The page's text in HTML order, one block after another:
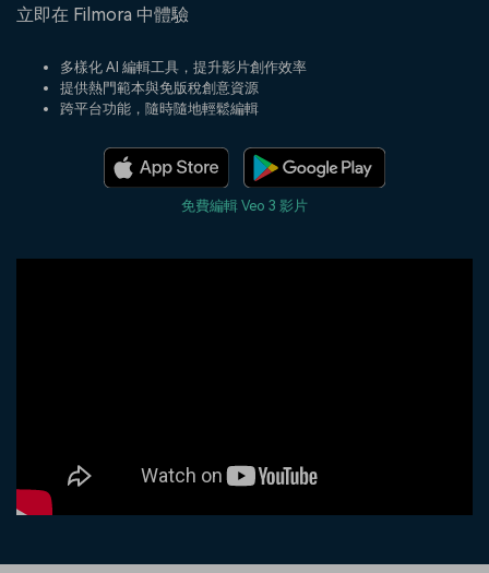
解決方案
商店
音訊
熱門人群
部落格
AI 進階 & 福利
速生成相似風格影片
100 點兌積分
聯絡我們 案例分享
產品信息
立即在 Filmora 中體驗
多樣化 AI 編輯工具，提升影片創作效率
提供熱門範本與免版稅創意資源
跨平台功能，隨時隨地輕鬆編輯
免費編輯 Veo 3 影片